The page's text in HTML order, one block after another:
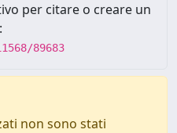
per citare o creare un
89683
non sono stati